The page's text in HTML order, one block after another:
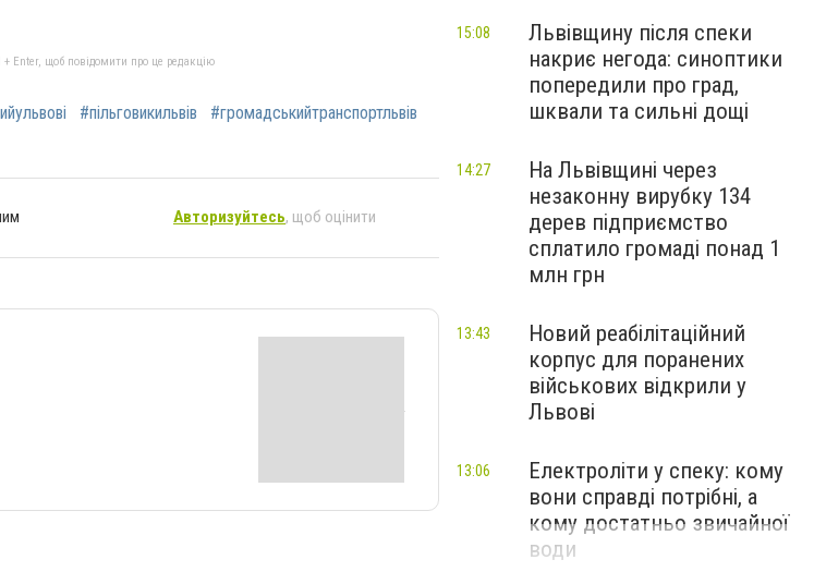
Enter, щоб повідомити про це редакцію
#пільговикильвів
#громадськийтранспортльвів
Авторизуйтесь, щоб оцінити
Львівщину після спеки
накриє негода: синоптики
попередили про град,
шквали та сильні дощі
15:08
На Львівщині через
незаконну вирубку 134
дерев підприємство
сплатило громаді понад 1
млн грн
14:27
Новий реабілітаційний
корпус для поранених
військових відкрили у
Львові
13:43
Електроліти у спеку: кому
вони справді потрібні, а
кому достатньо звичайної
води
13:06